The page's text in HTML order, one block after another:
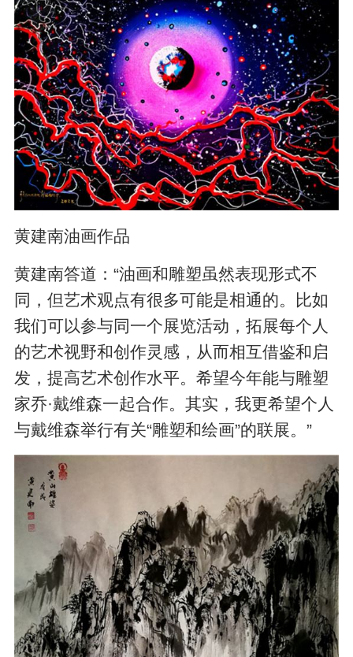
黄建南油画作品
黄建南答道：“油画和雕塑虽然表现形式不
同，但艺术观点有很多可能是相通的。比如
我们可以参与同一个展览活动，拓展每个人
的艺术视野和创作灵感，从而相互借鉴和启
发，提高艺术创作水平。希望今年能与雕塑
家乔·戴维森一起合作。其实，我更希望个人
与戴维森举行有关“雕塑和绘画”的联展。”